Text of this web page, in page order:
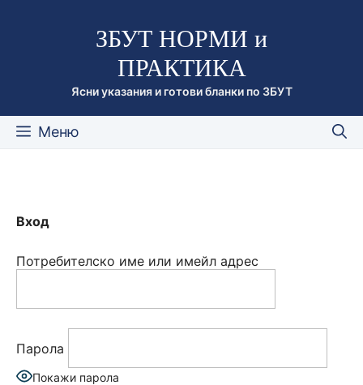
съдържаниетоЗБУТ НОРМИ и
ПРАКТИКА
Ясни указания и готови бланки по ЗБУТ
Меню
Вход
Потребителско име или имейл адрес
Парола
Покажи парола